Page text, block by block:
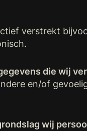
verstrekt
die wij
en/of
wij